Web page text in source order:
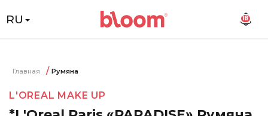
RU 18
Главная Румяна
L'OREAL MAKE UP